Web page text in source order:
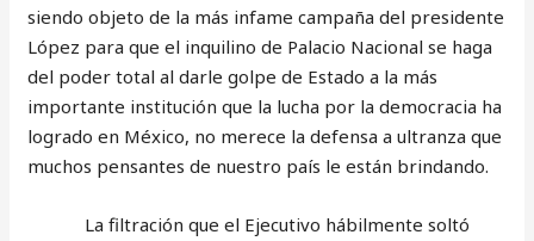
siendo objeto de la más infame campaña del presidente
López para que el inquilino de Palacio Nacional se haga
del poder total al darle golpe de Estado a la más
importante institución que la lucha por la democracia ha
logrado en México, no merece la defensa a ultranza que
muchos pensantes de nuestro país le están brindando.
La filtración que el Ejecutivo hábilmente soltó